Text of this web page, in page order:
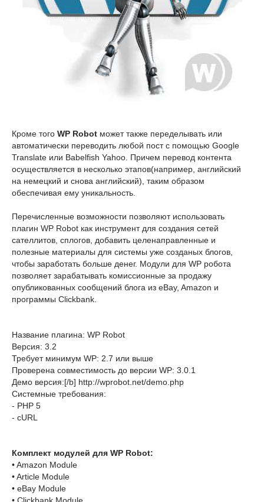
Кроме того WP Robot может также переделывать или
автоматически переводить любой пост с помощью Google
Translate или Babelfish Yahoo. Причем перевод контента
осуществляется в несколько этапов(например, английский
на немецкий и снова английский), таким образом
обеспечивая ему уникальность.
Перечисленные возможности позволяют использовать
плагин WP Robot как инструмент для создания сетей
сателлитов, сплогов, добавить целенаправленные и
полезные материалы для системы уже созданых блогов,
чтобы заработать больше денег. Модули для WP робота
позволяет зарабатывать комиссионные за продажу
опубликованных сообщений блога из eBay, Amazon и
программы Clickbank.
Название плагина: WP Robot
Версия: 3.2
Требует минимум WP: 2.7 или выше
Проверена совместимость до версии WP: 3.0.1
Демо версия:[/b] http://wprobot.net/demo.php
Системные требования:
- PHP 5
- cURL
Комплект модулей для WP Robot:
• Amazon Module
• Article Module
• eBay Module